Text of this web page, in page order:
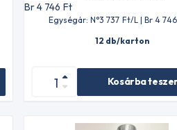
Br 4 746 Ft
Egységár: N°3 737 Ft/L | Br 4 746
12 db/karton
Kosárba